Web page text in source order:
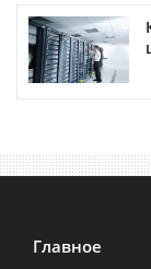
Главное